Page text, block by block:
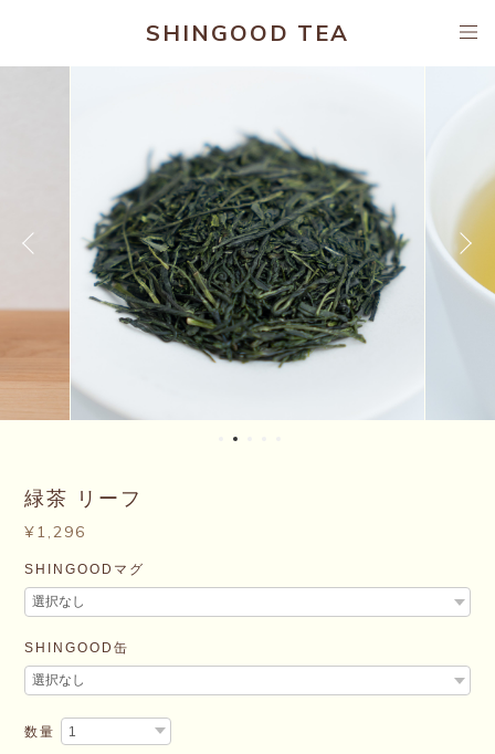
SHINGOOD TEA
緑茶 リーフ
¥1,296
SHINGOODマグ
SHINGOOD缶
数量